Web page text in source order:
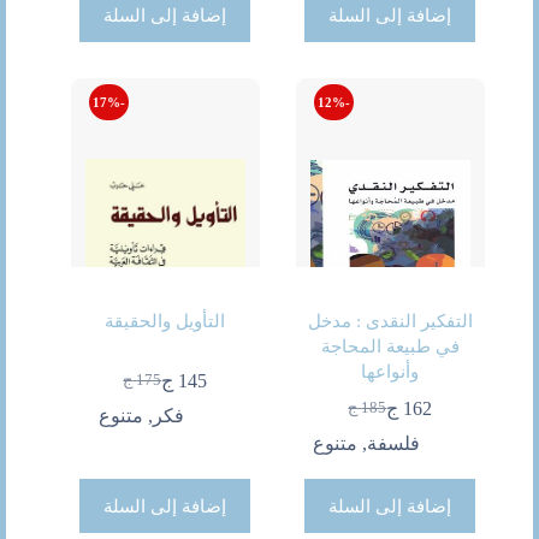
إضافة إلى السلة إضافة إلى السلة
-12%
التفكير النقدى : مدخل
في طبيعة المحاجة
وأنواعها
185 ج
السعر
الأصلي
162 جالسعر
الحاليفلسفة, متنوع
إضافة إلى السلة
-17%
التأويل والحقيقة
175 ج
السعر
الأصلي
145 جالسعر
الحاليفكر , متنوع
إضافة إلى السلة